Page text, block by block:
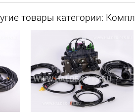
товары категории: